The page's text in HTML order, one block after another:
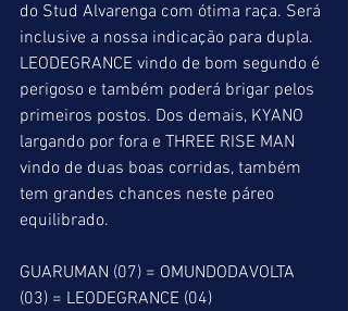
do Stud Alvarenga com ótima raça. Será
inclusive a nossa indicação para dupla.
LEODEGRANCE vindo de bom segundo é
perigoso e também poderá brigar pelos
primeiros postos. Dos demais, KYANO
largando por fora e THREE RISE MAN
vindo de duas boas corridas, também
tem grandes chances neste páreo
equilibrado.
GUARUMAN (07) = OMUNDODAVOLTA
(03) = LEODEGRANCE (04)